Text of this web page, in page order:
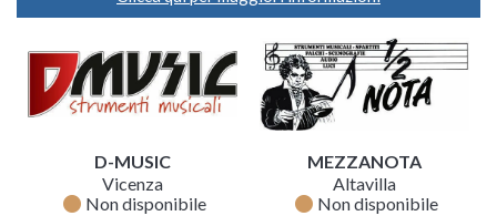
D-MUSIC
Vicenza
fiber_manual_record Non disponibile
MEZZANOTA
Altavilla
fiber_manual_record Non disponibile